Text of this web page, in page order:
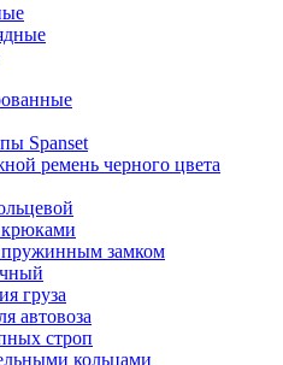
Spanset
ремень черного цвета
пружинным замком
груза
автовоза
строп
кольцами